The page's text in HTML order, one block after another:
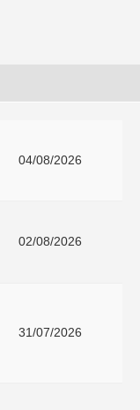
04/08/2026
02/08/2026
31/07/2026